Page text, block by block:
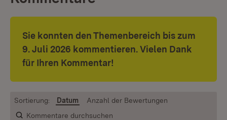
Sie konnten den Themenbereich bis zum
9. Juli 2026 kommentieren. Vielen Dank
für Ihren Kommentar!
Kommentare durchsuchen
Sortierung: Datum Anzahl der Bewertungen